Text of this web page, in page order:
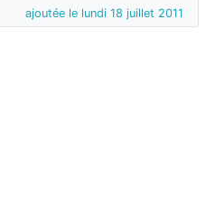
ajoutée le lundi 18 juillet 2011